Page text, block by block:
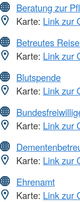
Beratung zur
Karte: Link zur
Betreutes
Karte: Link zur
Blutspende
Karte: Link zur
Karte: Link zur
Karte: Link zur
Ehrenamt
Karte: Link zur